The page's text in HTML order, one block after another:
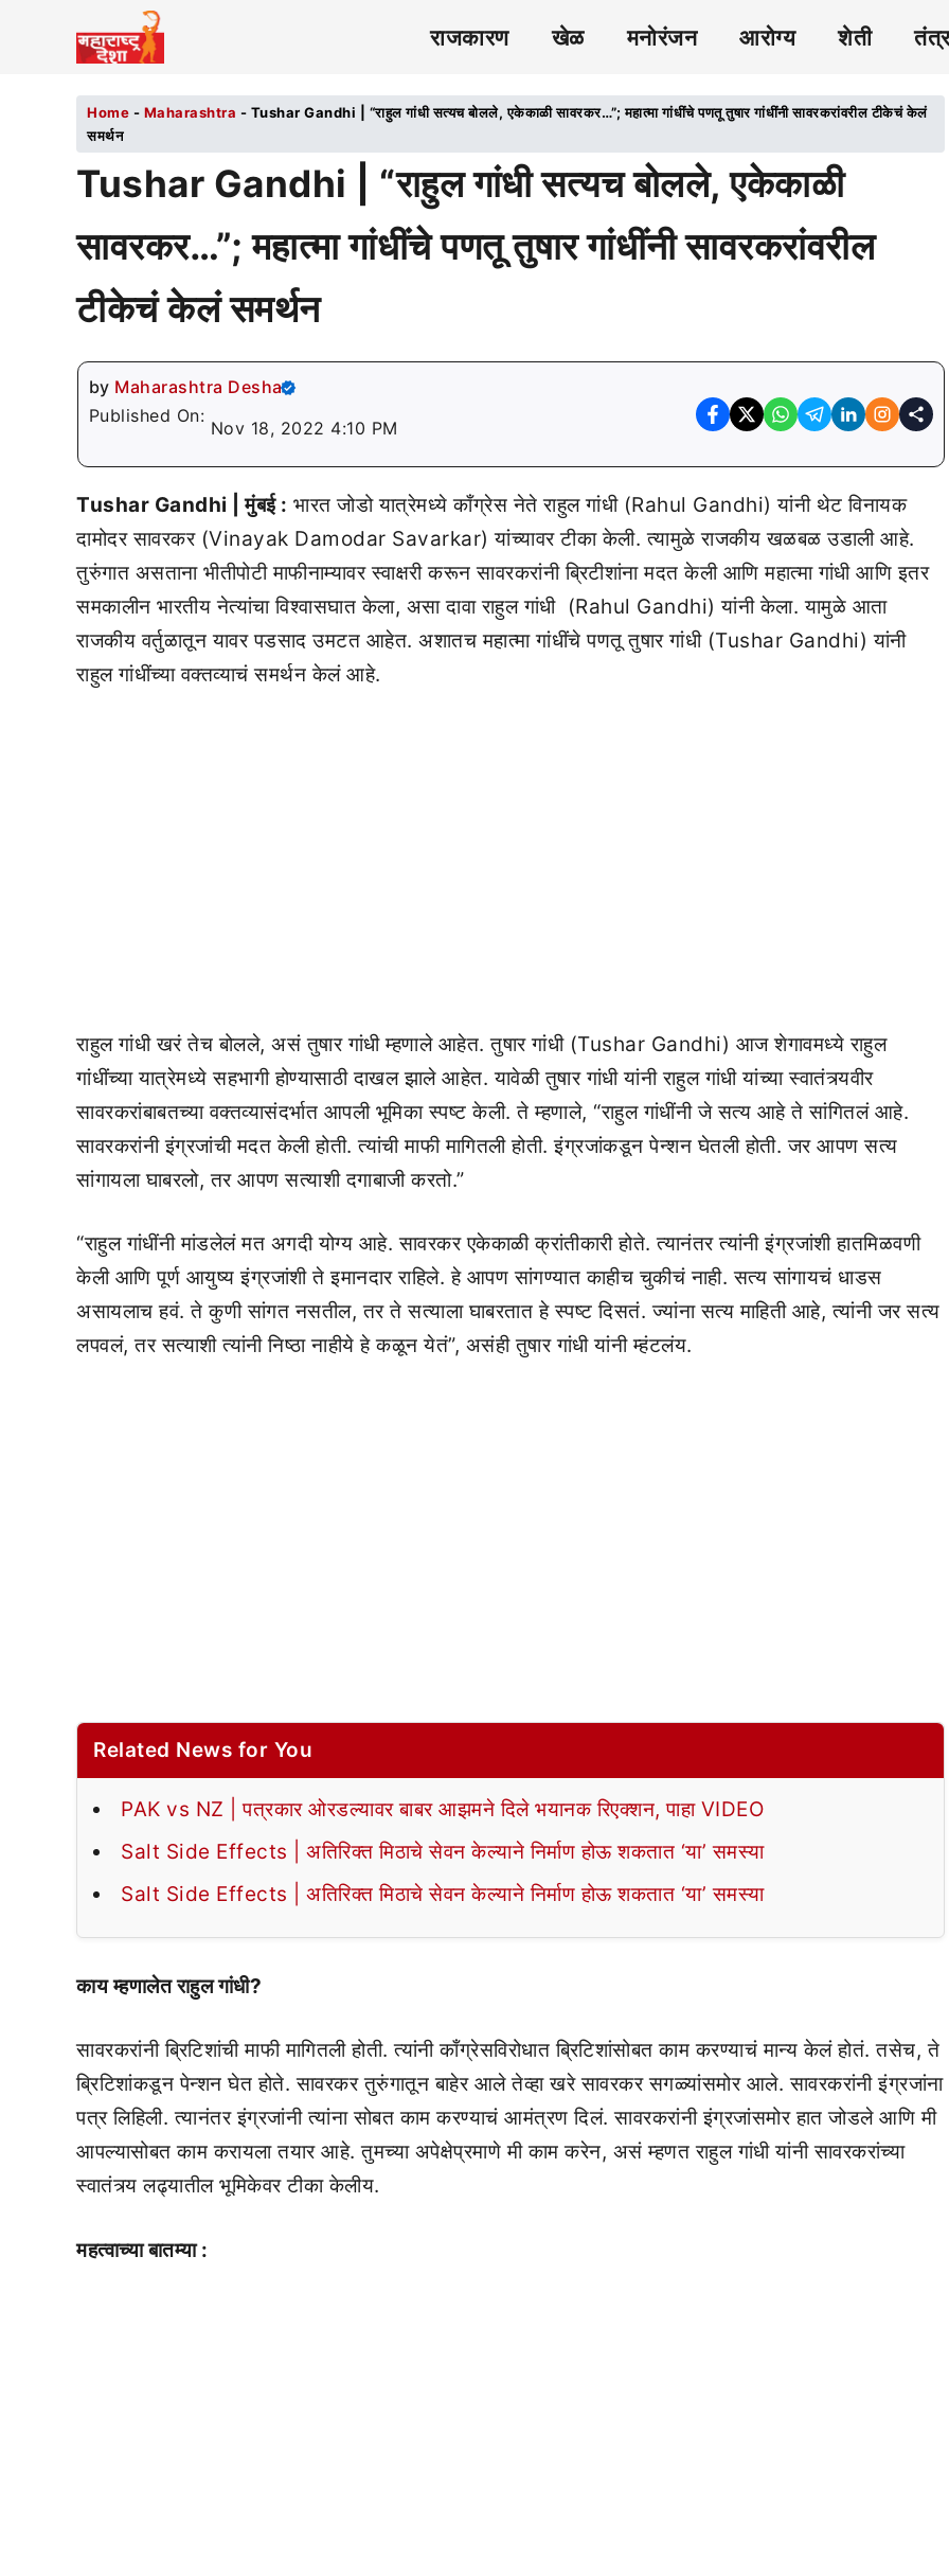
राजकारण खेळ मनोरंजन आरोग्य शेती
Home - Maharashtra - Tushar Gandhi | “राहुल गांधी सत्यच बोलले, एकेकाळी सावरकर…”; महात्मा गांधींचे पणतू तुषार गांधींनी सावरकरांवरील टीकेचं केलं
समर्थन
Tushar Gandhi | “राहुल गांधी सत्यच बोलले, एकेकाळी
सावरकर…”; महात्मा गांधींचे पणतू तुषार गांधींनी सावरकरांवरील
टीकेचं केलं समर्थन
by Maharashtra Desha
Published On:
Nov 18, 2022 4:10 PM
Tushar Gandhi | मुंबई : भारत जोडो यात्रेमध्ये काँग्रेस नेते राहुल गांधी (Rahul Gandhi) यांनी थेट विनायक
दामोदर सावरकर (Vinayak Damodar Savarkar) यांच्यावर टीका केली. त्यामुळे राजकीय खळबळ उडाली आहे.
तुरुंगात असताना भीतीपोटी माफीनाम्यावर स्वाक्षरी करून सावरकरांनी ब्रिटीशांना मदत केली आणि महात्मा गांधी आणि इतर
समकालीन भारतीय नेत्यांचा विश्वासघात केला, असा दावा राहुल गांधी (Rahul Gandhi) यांनी केला. यामुळे आता
राजकीय वर्तुळातून यावर पडसाद उमटत आहेत. अशातच महात्मा गांधींचे पणतू तुषार गांधी (Tushar Gandhi) यांनी
राहुल गांधींच्या वक्तव्याचं समर्थन केलं आहे.
राहुल गांधी खरं तेच बोलले, असं तुषार गांधी म्हणाले आहेत. तुषार गांधी (Tushar Gandhi) आज शेगावमध्ये राहुल
गांधींच्या यात्रेमध्ये सहभागी होण्यासाठी दाखल झाले आहेत. यावेळी तुषार गांधी यांनी राहुल गांधी यांच्या स्वातंत्र्यवीर
सावरकरांबाबतच्या वक्तव्यासंदर्भात आपली भूमिका स्पष्ट केली. ते म्हणाले, “राहुल गांधींनी जे सत्य आहे ते सांगितलं आहे.
सावरकरांनी इंग्रजांची मदत केली होती. त्यांची माफी मागितली होती. इंग्रजांकडून पेन्शन घेतली होती. जर आपण सत्य
सांगायला घाबरलो, तर आपण सत्याशी दगाबाजी करतो.”
“राहुल गांधींनी मांडलेलं मत अगदी योग्य आहे. सावरकर एकेकाळी क्रांतीकारी होते. त्यानंतर त्यांनी इंग्रजांशी हातमिळवणी
केली आणि पूर्ण आयुष्य इंग्रजांशी ते इमानदार राहिले. हे आपण सांगण्यात काहीच चुकीचं नाही. सत्य सांगायचं धाडस
असायलाच हवं. ते कुणी सांगत नसतील, तर ते सत्याला घाबरतात हे स्पष्ट दिसतं. ज्यांना सत्य माहिती आहे, त्यांनी जर सत्य
लपवलं, तर सत्याशी त्यांनी निष्ठा नाहीये हे कळून येतं”, असंही तुषार गांधी यांनी म्हंटलंय.
Related News for You
PAK vs NZ | पत्रकार ओरडल्यावर बाबर आझमने दिले भयानक रिएक्शन, पाहा VIDEO
Salt Side Effects | अतिरिक्त मिठाचे सेवन केल्याने निर्माण होऊ शकतात ‘या’ समस्या
Salt Side Effects | अतिरिक्त मिठाचे सेवन केल्याने निर्माण होऊ शकतात ‘या’ समस्या
काय म्हणालेत राहुल गांधी?
सावरकरांनी ब्रिटिशांची माफी मागितली होती. त्यांनी काँग्रेसविरोधात ब्रिटिशांसोबत काम करण्याचं मान्य केलं होतं. तसेच, ते
ब्रिटिशांकडून पेन्शन घेत होते. सावरकर तुरुंगातून बाहेर आले तेव्हा खरे सावरकर सगळ्यांसमोर आले. सावरकरांनी इंग्रजांना
पत्र लिहिली. त्यानंतर इंग्रजांनी त्यांना सोबत काम करण्याचं आमंत्रण दिलं. सावरकरांनी इंग्रजांसमोर हात जोडले आणि मी
आपल्यासोबत काम करायला तयार आहे. तुमच्या अपेक्षेप्रमाणे मी काम करेन, असं म्हणत राहुल गांधी यांनी सावरकरांच्या
स्वातंत्र्य लढ्यातील भूमिकेवर टीका केलीय.
महत्वाच्या बातम्या :